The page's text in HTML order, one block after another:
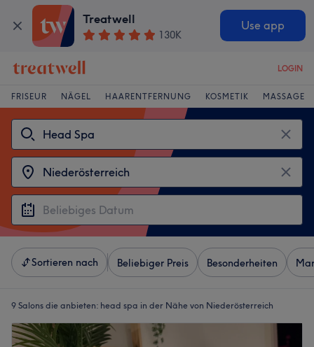
Treatwell
130K
Use app
LOGIN
FRISEUR NÄGEL HAARENTFERNUNG KOSMETIK MASSAGE
Sortieren nach Beliebiger Preis Besonderheiten
9 Salons die anbieten: head spa in der Nähe von Niederösterreich